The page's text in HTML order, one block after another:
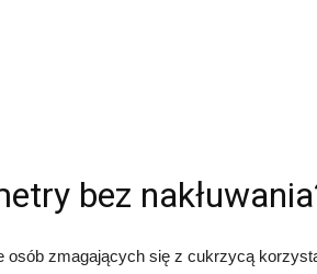
bez
osób zmagających się z cukrzycą